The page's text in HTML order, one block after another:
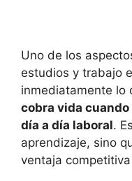
Uno de los
estudios y trabajo
inmediatamente lo
cobra vida
día a día laboral.
aprendizaje, sino
ventaja